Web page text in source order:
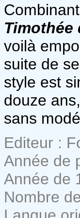
Timothée
voilà
suite de
style est
douze
sans
Editeur :
Année de
Année de
Nombre